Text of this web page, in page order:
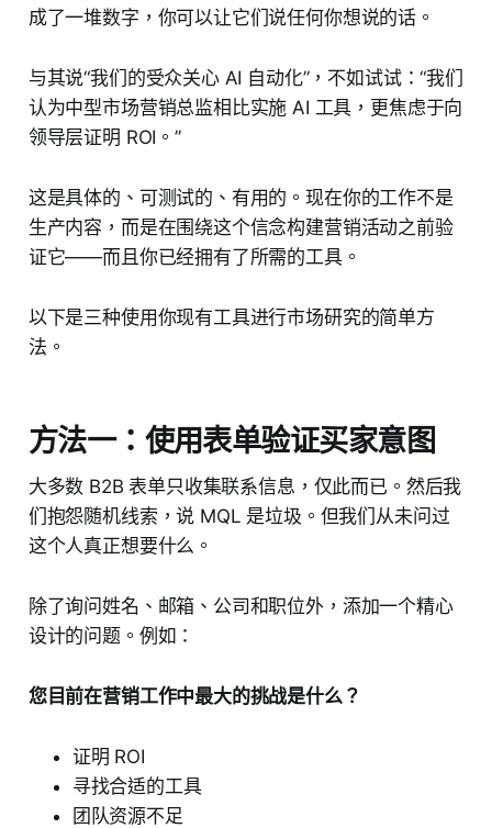
成了一堆数字，你可以让它们说任何你想说的话。
与其说“我们的受众关心 AI 自动化”，不如试试：“我们
认为中型市场营销总监相比实施 AI 工具，更焦虑于向
领导层证明 ROI。”
这是具体的、可测试的、有用的。现在你的工作不是
生产内容，而是在围绕这个信念构建营销活动之前验
证它——而且你已经拥有了所需的工具。
以下是三种使用你现有工具进行市场研究的简单方
法。
方法一：使用表单验证买家意图
大多数 B2B 表单只收集联系信息，仅此而已。然后我
们抱怨随机线索，说 MQL 是垃圾。但我们从未问过
这个人真正想要什么。
除了询问姓名、邮箱、公司和职位外，添加一个精心
设计的问题。例如：
您目前在营销工作中最大的挑战是什么？
证明 ROI
寻找合适的工具
团队资源不足